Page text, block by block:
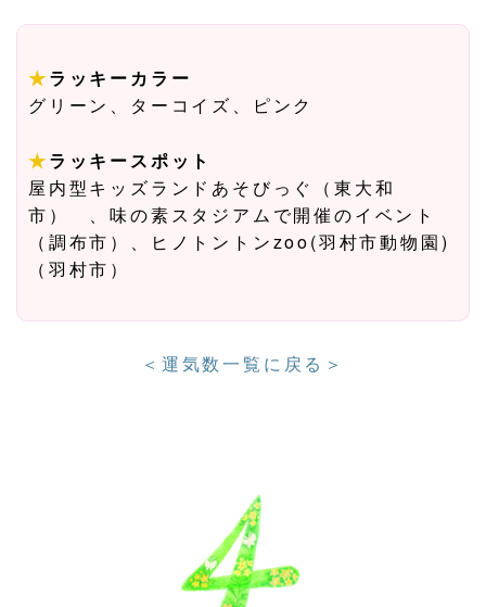
★ラッキーカラー
グリーン、ターコイズ、ピンク
★ラッキースポット
屋内型キッズランドあそびっぐ（東大和
市） 、味の素スタジアムで開催のイベント
（調布市）、ヒノトントンzoo(羽村市動物園)
（羽村市）
＜運気数一覧に戻る＞